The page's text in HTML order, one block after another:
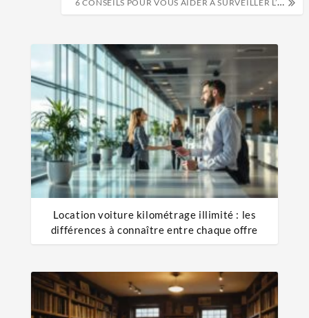
Location voiture kilométrage illimité : les
différences à connaître entre chaque offre